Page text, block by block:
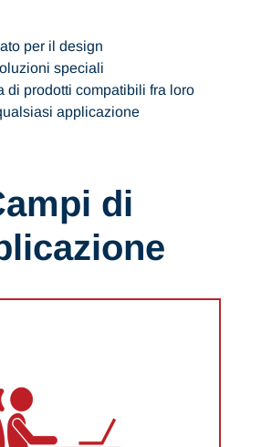
per il design
speciali
di prodotti compatibili fra loro
applicazione
di